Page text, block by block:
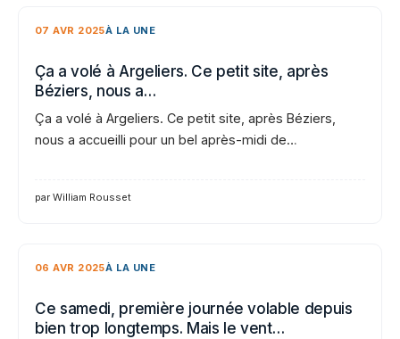
07 AVR 2025À LA UNE
Ça a volé à Argeliers. Ce petit site, après
Béziers, nous a…
Ça a volé à Argeliers. Ce petit site, après Béziers,
nous a accueilli pour un bel après-midi de…
par William Rousset
06 AVR 2025À LA UNE
Ce samedi, première journée volable depuis
bien trop longtemps. Mais le vent…